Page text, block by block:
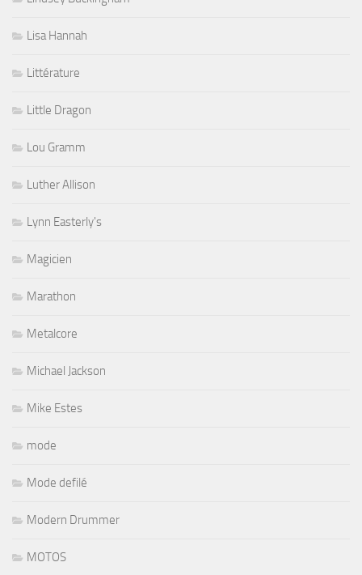
Lisa Hannah
Littérature
Little Dragon
Lou Gramm
Luther Allison
Lynn Easterly's
Magicien
Marathon
Metalcore
Michael Jackson
Mike Estes
mode
Mode defilé
Modern Drummer
MOTOS